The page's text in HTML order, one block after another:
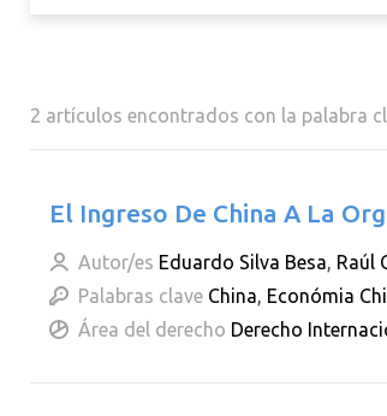
2 artículos encontrados con la palabra
El Ingreso De China A La
Autor/es Eduardo Silva Besa, Raúl
Palabras clave China, Económia
Área del derecho Derecho